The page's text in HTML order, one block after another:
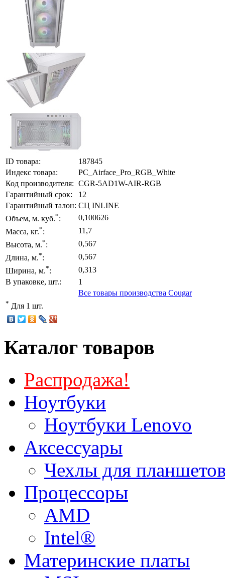
ID товара:
187845
Индекс товара:
PC_Airface_Pro_RGB_White
Код производителя: CGR-5AD1W-AIR-RGB
Гарантийный срок:
12
Гарантийный талон: СЦ INLINE
Объем, м. куб.*:
0,100626
Масса, кг.*:
11,7
Высота, м.*:
0,567
Длина, м.*:
0,567
Ширина, м.*:
0,313
В упаковке, шт.:
1
Все товары производства Cougar
* Для 1 шт.
Каталог товаров
Распродажа!
Ноутбуки
Ноутбуки Lenovo
Аксессуары
Чехлы для
Процессоры
AMD
Intel®
Материнские платы